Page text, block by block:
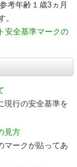
考年齢１歳3ヵ月
。
安全基準マークの
現行の安全基準を
見方
マークが貼ってあ